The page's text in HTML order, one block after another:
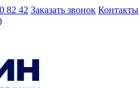
82 42 Заказать звонок Контакты